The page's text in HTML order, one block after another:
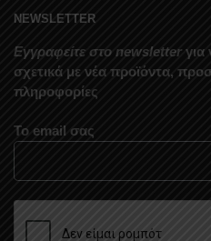
NEWSLETTER
Εγγραφείτε στο newsletter για
σχετικά με νέα προϊόντα,
πληροφορίες
Το email σας